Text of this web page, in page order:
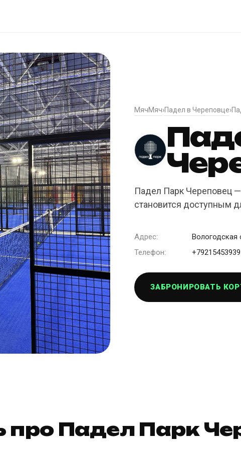
МячМяч›Падел в Череповце›
Падел Парк Череповец
становится доступным
Адрес:
Вологодская
Телефон:
+79215453939
ЗАБРОНИРОВАТЬ
про Падел Парк